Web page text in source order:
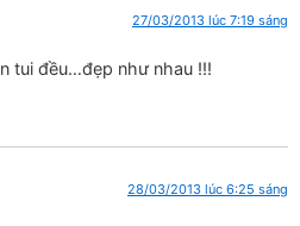
27/03/2013 lúc 7:19 sáng
tui đều…đẹp như nhau !!!
28/03/2013 lúc 6:25 sáng